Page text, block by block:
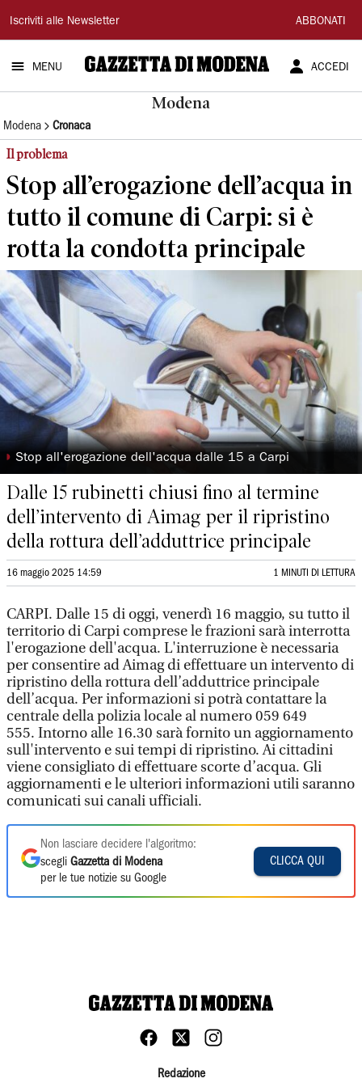
Gazzetta
di
Modena
Iscriviti alle Newsletter ABBONATI
MENU ACCEDI
Modena
Modena Cronaca
Il problema
Stop all’erogazione dell’acqua in
tutto il comune di Carpi: si è
rotta la condotta principale
◗ Stop all'erogazione dell'acqua dalle 15 a Carpi
Dalle 15 rubinetti chiusi fino al termine
dell’intervento di Aimag per il ripristino
della rottura dell’adduttrice principale
16 maggio 2025 14:59 1 MINUTI DI LETTURA
CARPI. Dalle 15 di oggi, venerdì 16 maggio, su tutto il
territorio di Carpi comprese le frazioni sarà interrotta
l'erogazione dell'acqua. L'interruzione è necessaria
per consentire ad Aimag di effettuare un intervento di
ripristino della rottura dell’adduttrice principale
dell’acqua. Per informazioni si potrà contattare la
centrale della polizia locale al numero 059 649
555. Intorno alle 16.30 sarà fornito un aggiornamento
sull'intervento e sui tempi di ripristino. Ai cittadini
viene consigliato di effettuare scorte d’acqua. Gli
aggiornamenti e le ulteriori informazioni utili saranno
comunicati sui canali ufficiali.
Non lasciare decidere l'algoritmo:
scegli Gazzetta di Modena
per le tue notizie su Google
CLICCA QUI
Redazione